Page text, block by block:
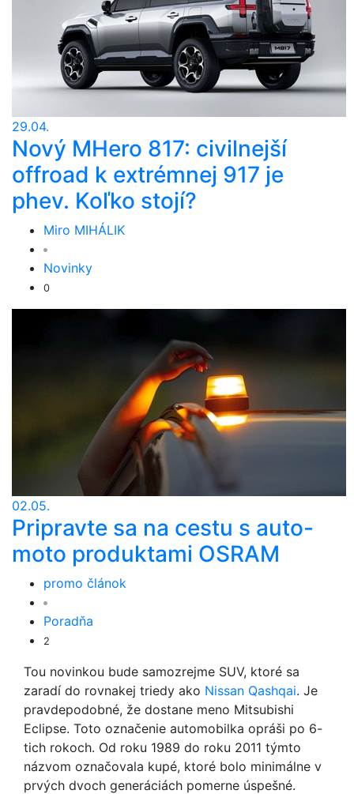
29.04.
Nový MHero 817: civilnejší
offroad k extrémnej 917 je
phev. Koľko stojí?
Miro MIHÁLIK
Novinky
0
02.05.
Pripravte sa na cestu s auto-
moto produktami OSRAM
promo článok
Poradňa
2
Tou novinkou bude samozrejme SUV, ktoré sa
zaradí do rovnakej triedy ako Nissan Qashqai. Je
pravdepodobné, že dostane meno Mitsubishi
Eclipse. Toto označenie automobilka opráši po 6-
tich rokoch. Od roku 1989 do roku 2011 týmto
názvom označovala kupé, ktoré bolo minimálne v
prvých dvoch generáciách pomerne úspešné.